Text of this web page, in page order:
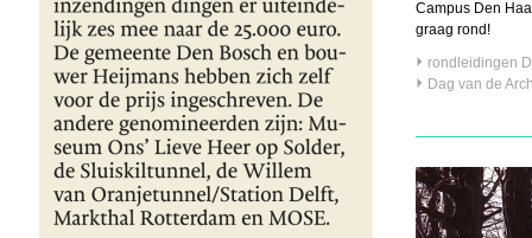
Campus Den
graag rond!
rondleidingen
Dag van de